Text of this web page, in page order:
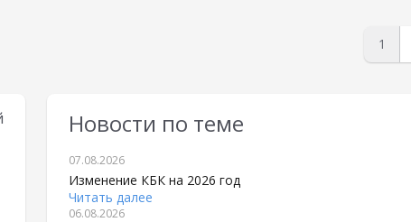
маркетплейсами
1
Новости по теме
07.08.2026
Изменение КБК на 2026 год
Читать далее
06.08.2026